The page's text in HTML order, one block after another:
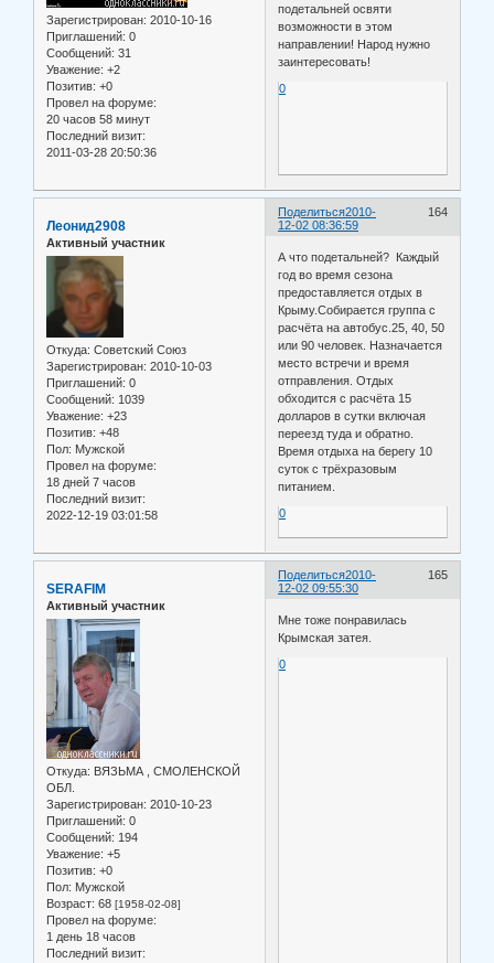
Зарегистрирован: 2010-10-16
Приглашений: 0
Сообщений: 31
Уважение: +2
Позитив: +0
Провел на форуме:
20 часов 58 минут
Последний визит:
2011-03-28 20:50:36
подетальней освяти
возможности в этом
направлении! Народ нужно
заинтересовать!
0
Поделиться 164
2010-
12-02 08:36:59
Леонид2908
Активный участник
Откуда: Советский Союз
Зарегистрирован: 2010-10-03
Приглашений: 0
Сообщений: 1039
Уважение: +23
Позитив: +48
Пол: Мужской
Провел на форуме:
18 дней 7 часов
Последний визит:
2022-12-19 03:01:58
А что подетальней? Каждый
год во время сезона
предоставляется отдых в
Крыму.Собирается группа с
расчёта на автобус.25, 40, 50
или 90 человек. Назначается
место встречи и время
отправления. Отдых
обходится с расчёта 15
долларов в сутки включая
переезд туда и обратно.
Время отдыха на берегу 10
суток с трёхразовым
питанием.
0
Поделиться 165
2010-
12-02 09:55:30
SERAFIM
Активный участник
Откуда: ВЯЗЬМА , СМОЛЕНСКОЙ
ОБЛ.
Зарегистрирован: 2010-10-23
Приглашений: 0
Сообщений: 194
Уважение: +5
Позитив: +0
Пол: Мужской
Возраст: 68 [1958-02-08]
Провел на форуме:
1 день 18 часов
Последний визит:
Мне тоже понравилась
Крымская затея.
0